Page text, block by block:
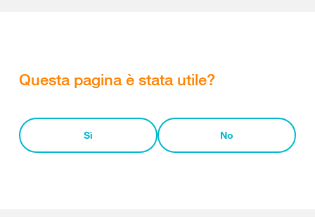
Questa pagina è stata utile?
Sì No